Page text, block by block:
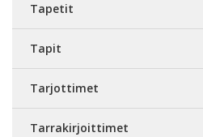
Tapetit
Tapit
Tarjottimet
Tarrakirjoittimet